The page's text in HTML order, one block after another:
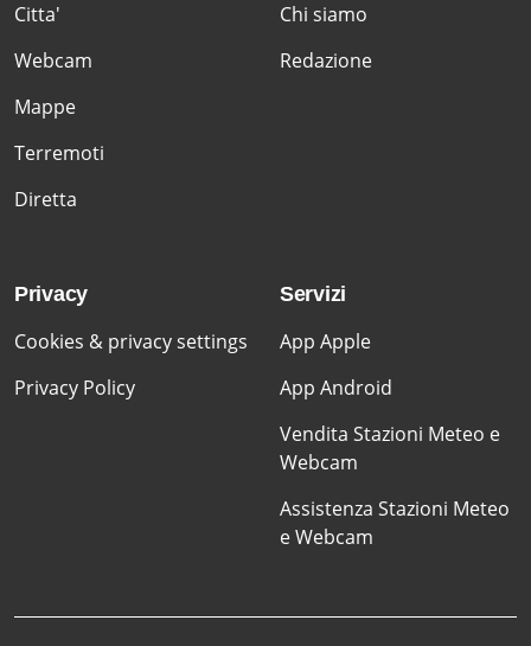
Citta'
Webcam
Mappe
Terremoti
Diretta
Chi siamo
Redazione
Privacy
Cookies & privacy settings
Privacy Policy
Servizi
App Apple
App Android
Vendita Stazioni Meteo e
Webcam
Assistenza Stazioni Meteo
e Webcam